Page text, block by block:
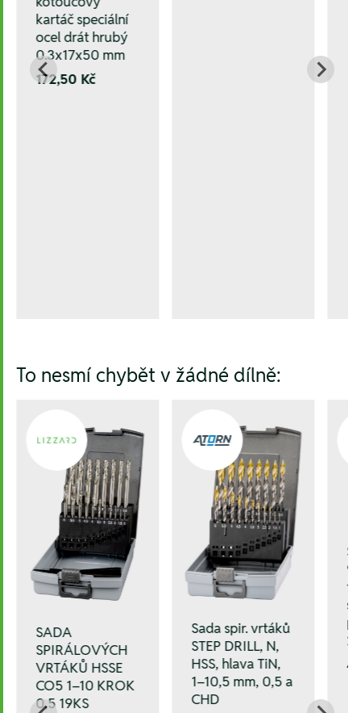
kartáč speciální
ocel drát hrubý
0.3x17x50 mm
172,50 Kč
To nesmí chybět v žádné dílně:
SADA
SPIRÁLOVÝCH
VRTÁKŮ HSSE
CO5 1–10 KROK
0,5 19KS
Sada spir. vrtáků
STEP DRILL, N,
HSS, hlava TiN,
1–10,5 mm, 0,5 a
CHD